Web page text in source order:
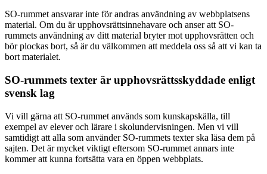
SO-rummet ansvarar inte för andras användning av webbplatsens
material. Om du är upphovsrättsinnehavare och anser att SO-
rummets användning av ditt material bryter mot upphovsrätten och
bör plockas bort, så är du välkommen att meddela oss så att vi kan ta
bort materialet.
SO-rummets texter är upphovsrättsskyddade enligt
svensk lag
Vi vill gärna att SO-rummet används som kunskapskälla, till
exempel av elever och lärare i skolundervisningen. Men vi vill
samtidigt att alla som använder SO-rummets texter ska läsa dem på
sajten. Det är mycket viktigt eftersom SO-rummet annars inte
kommer att kunna fortsätta vara en öppen webbplats.